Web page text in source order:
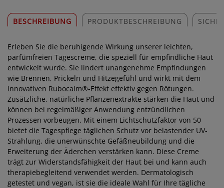
BESCHREIBUNG PRODUKTBESCHREIBUNG
Erleben Sie die beruhigende Wirkung unserer leichten,
parfümfreien Tagescreme, die speziell für empfindliche Haut
entwickelt wurde. Sie lindert unangenehme Empfindungen
wie Brennen, Prickeln und Hitzegefühl und wirkt mit dem
innovativen Rubocalm®-Effekt effektiv gegen Rötungen.
Zusätzliche, natürliche Pflanzenextrakte stärken die Haut und
können bei regelmäßiger Anwendung entzündlichen
Prozessen vorbeugen. Mit einem Lichtschutzfaktor von 50
bietet die Tagespflege täglichen Schutz vor belastender UV-
Strahlung, die unerwünschte Gefäßneubildung und die
Erweiterung der Äderchen verstärken kann. Diese Creme
trägt zur Widerstandsfähigkeit der Haut bei und kann auch
therapiebegleitend verwendet werden. Dermatologisch
getestet und vegan, ist sie die ideale Wahl für Ihre tägliche